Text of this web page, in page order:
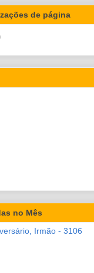
de página
no Mês
Irmão - 3106